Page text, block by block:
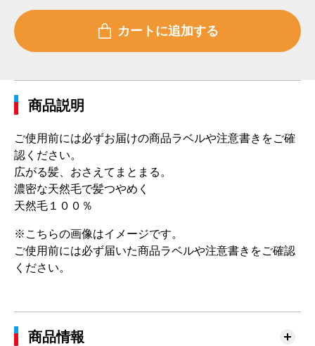
商品説明
ご使用前には必ずお届けの商品ラベルや注意書きをご確
認ください。
広がる髪、おさえてまとまる。
濃密な天然毛で髪つやめく
天然毛１００％
※こちらの画像はイメージです。
ご使用前には必ず届いた商品ラベルや注意書きをご確認
ください。
商品情報